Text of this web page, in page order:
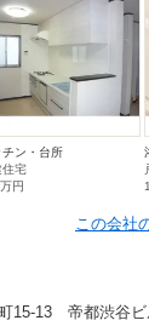
チン・台所
住宅
円
この会社
15-13 帝都渋谷ビ